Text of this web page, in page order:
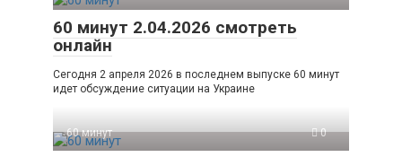
60 минут 2.04.2026 смотреть
онлайн
Сегодня 2 апреля 2026 в последнем выпуске 60 минут
идет обсуждение ситуации на Украине
60 минут 0